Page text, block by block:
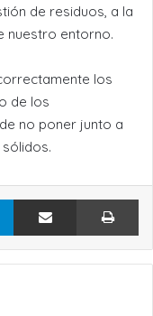
de residuos, a la
nuestro entorno.
los
de los
no poner junto a
Telegram Compartir por Email